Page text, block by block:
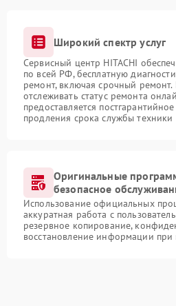
Широкий спектр услуг
Сервисный центр HITACHI
по всей РФ, бесплатную
ремонт, включая срочный
отслеживать статус ремонта
предоставляется
продления срока службы техники
Оригинальные
безопасное
Использование официальных
аккуратная работа с
резервное копирование,
восстановление информации